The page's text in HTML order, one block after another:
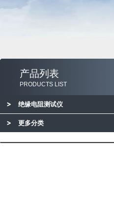
产品列表
PRODUCTS LIST
绝缘电阻测试仪
更多分类